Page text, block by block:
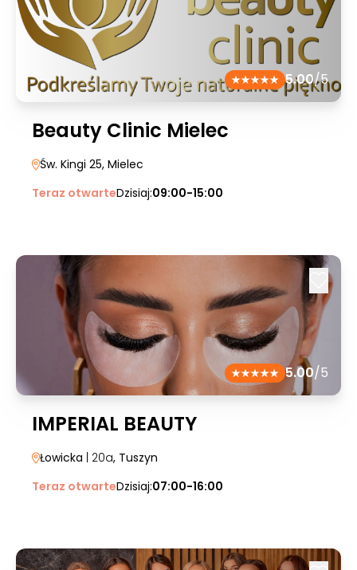
5.00/5
Beauty Clinic Mielec
Św. Kingi 25, Mielec
Teraz otwarteDzisiaj:09:00-15:00
5.00/5
IMPERIAL BEAUTY
Łowicka | 20a, Tuszyn
Teraz otwarteDzisiaj:07:00-16:00